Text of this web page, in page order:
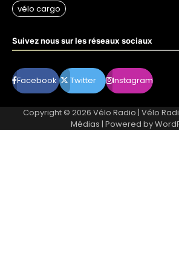
Suivez nous sur les réseaux sociaux
Facebook Twitter Instagram
Copyright © 2026 Vélo Radio | Vélo
Médias | Powered by